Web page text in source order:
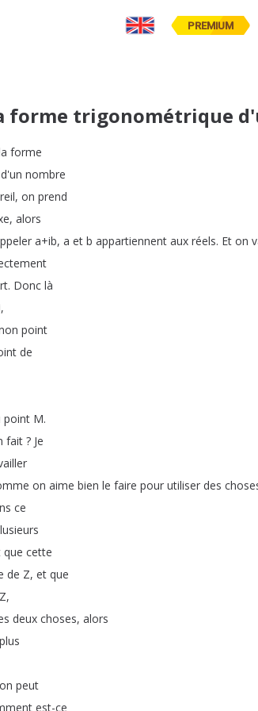
PREMIUM
forme trigonométrique
forme
d'un nombre
, on prend
, alors
a+ib, a et b appartiennent aux réels. Et on
. Donc là
,
point
de
point M.
fait ? Je
on aime bien le faire pour utiliser des
ce
que cette
de Z, et que
Z,
deux choses, alors
plus
peut
est-ce